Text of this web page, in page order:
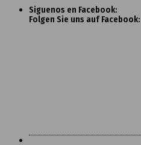
Siguenos en Facebook:
Folgen Sie uns auf Facebook: